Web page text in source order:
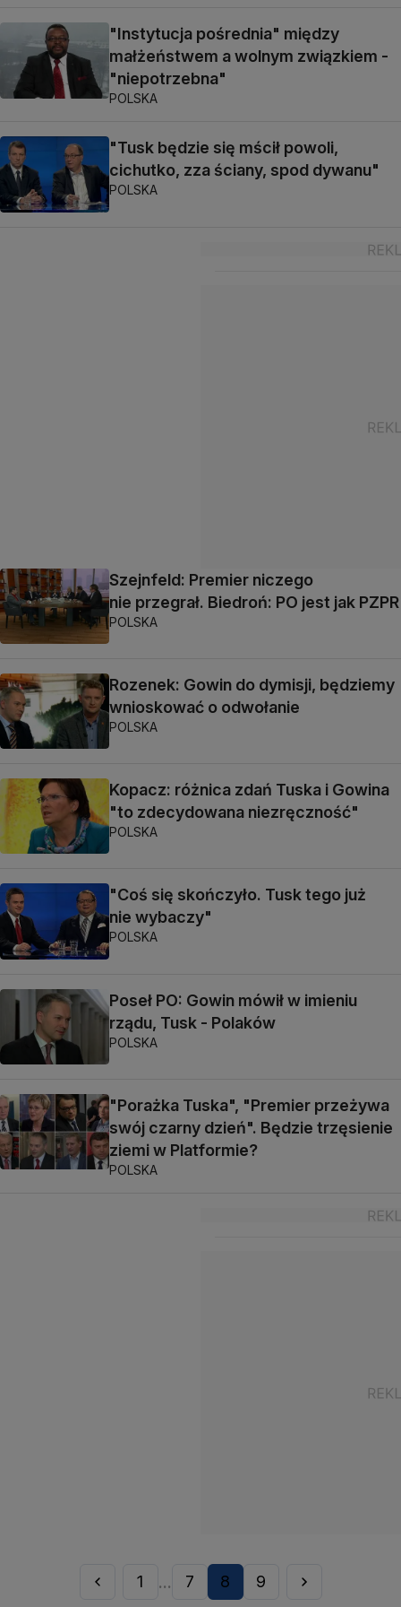
"Instytucja pośrednia" między
małżeństwem a wolnym związkiem -
"niepotrzebna"
POLSKA
"Tusk będzie się mścił powoli,
cichutko, zza ściany, spod dywanu"
POLSKA
Szejnfeld: Premier niczego
nie przegrał. Biedroń: PO jest jak PZPR
POLSKA
Rozenek: Gowin do dymisji, będziemy
wnioskować o odwołanie
POLSKA
Kopacz: różnica zdań Tuska i Gowina
"to zdecydowana niezręczność"
POLSKA
"Coś się skończyło. Tusk tego już
nie wybaczy"
POLSKA
Poseł PO: Gowin mówił w imieniu
rządu, Tusk - Polaków
POLSKA
"Porażka Tuska", "Premier przeżywa
swój czarny dzień". Będzie trzęsienie
ziemi w Platformie?
POLSKA
1 ... 7 8 9